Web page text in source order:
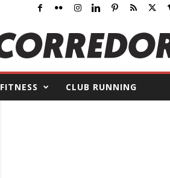
FITNESS CLUB RUNNING